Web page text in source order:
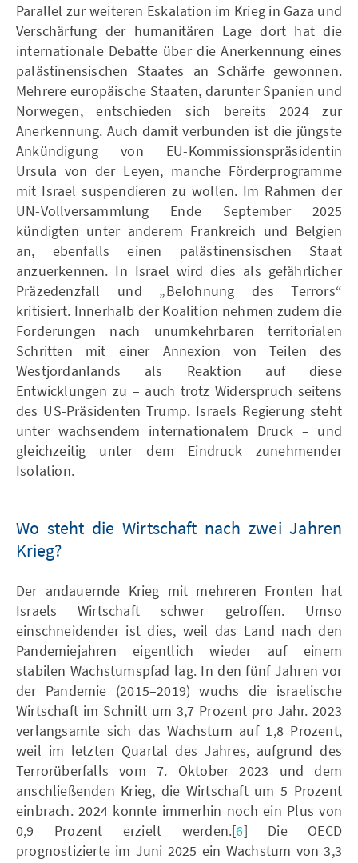
Parallel zur weiteren Eskalation im Krieg in Gaza und
Verschärfung der humanitären Lage dort hat die
internationale Debatte über die Anerkennung eines
palästinensischen Staates an Schärfe gewonnen.
Mehrere europäische Staaten, darunter Spanien und
Norwegen, entschieden sich bereits 2024 zur
Anerkennung. Auch damit verbunden ist die jüngste
Ankündigung von EU-Kommissionspräsidentin
Ursula von der Leyen, manche Förderprogramme
mit Israel suspendieren zu wollen. Im Rahmen der
UN-Vollversammlung Ende September 2025
kündigten unter anderem Frankreich und Belgien
an, ebenfalls einen palästinensischen Staat
anzuerkennen. In Israel wird dies als gefährlicher
Präzedenzfall und „Belohnung des Terrors“
kritisiert. Innerhalb der Koalition nehmen zudem die
Forderungen nach unumkehrbaren territorialen
Schritten mit einer Annexion von Teilen des
Westjordanlands als Reaktion auf diese
Entwicklungen zu – auch trotz Widerspruch seitens
des US-Präsidenten Trump. Israels Regierung steht
unter wachsendem internationalem Druck – und
gleichzeitig unter dem Eindruck zunehmender
Isolation.
Wo steht die Wirtschaft nach zwei Jahren
Krieg?
Der andauernde Krieg mit mehreren Fronten hat
Israels Wirtschaft schwer getroffen. Umso
einschneidender ist dies, weil das Land nach den
Pandemiejahren eigentlich wieder auf einem
stabilen Wachstumspfad lag. In den fünf Jahren vor
der Pandemie (2015–2019) wuchs die israelische
Wirtschaft im Schnitt um 3,7 Prozent pro Jahr. 2023
verlangsamte sich das Wachstum auf 1,8 Prozent,
weil im letzten Quartal des Jahres, aufgrund des
Terrorüberfalls vom 7. Oktober 2023 und dem
anschließenden Krieg, die Wirtschaft um 5 Prozent
einbrach. 2024 konnte immerhin noch ein Plus von
0,9 Prozent erzielt werden.[6] Die OECD
prognostizierte im Juni 2025 ein Wachstum von 3,3